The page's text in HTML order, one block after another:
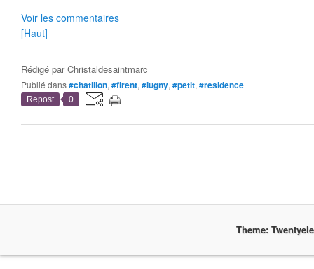
Voir les commentaires
[Haut]
Rédigé parChristaldesaintmarc
Publié dans#chatillon, #firent, #lugny, #petit, #residence
Repost 0
Theme: